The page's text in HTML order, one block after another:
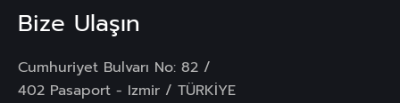
Bize Ulaşın
Cumhuriyet Bulvarı No: 82 /
402 Pasaport - Izmir / TÜRKİYE